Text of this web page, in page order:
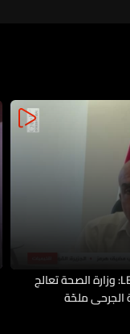
مستشار وزير الصحة جوزيف الحلو للـLBCI: وزارة الصحة تعالج
الجرحى ملحّة